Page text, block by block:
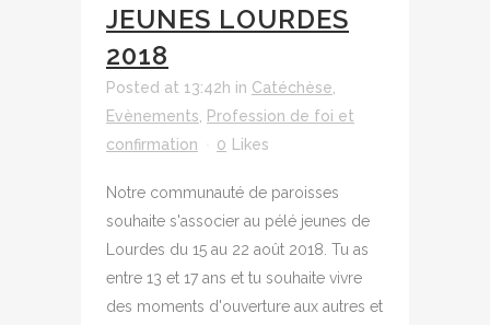
JEUNES LOURDES
2018
Posted at 13:42h in Catéchèse
Evènements
Profession de foi et
confirmation
0 Likes
Notre communauté de paroisses
souhaite s'associer au pélé jeunes de
Lourdes du 15 au 22 août 2018. Tu as
entre 13 et 17 ans et tu souhaite vivre
des moments d'ouverture aux autres et